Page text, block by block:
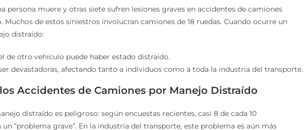
persona muere y otras siete sufren lesiones graves en accidentes de camiones
Muchos de estos siniestros involucran camiones de 18 ruedas. Cuando ocurre un
distraído:
de otro vehículo puede haber estado distraído.
devastadoras, afectando tanto a individuos como a toda la industria del transporte.
Accidentes de Camiones por Manejo Distraído
distraído es peligroso: según encuestas recientes, casi 8 de cada 10
“problema grave”. En la industria del transporte, este problema es aún más